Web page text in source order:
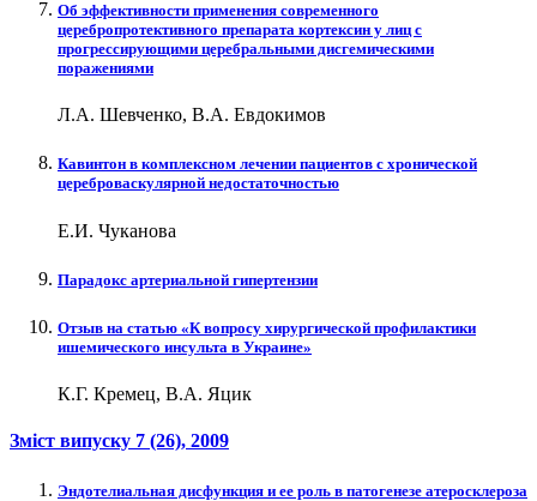
Об эффективности применения современного
церебропротективного препарата кортексин у лиц с
прогрессирующими церебральными дисгемическими
поражениями
Л.А. Шевченко, В.А. Евдокимов
Кавинтон в комплексном лечении пациентов с хронической
цереброваскулярной недостаточностью
Е.И. Чуканова
Парадокс артериальной гипертензии
Отзыв на статью «К вопросу хирургической профилактики
ишемического инсульта в Украине»
К.Г. Кремец, В.А. Яцик
Зміст випуску 7 (26), 2009
Эндотелиальная дисфункция и ее роль в патогенезе атеросклероза